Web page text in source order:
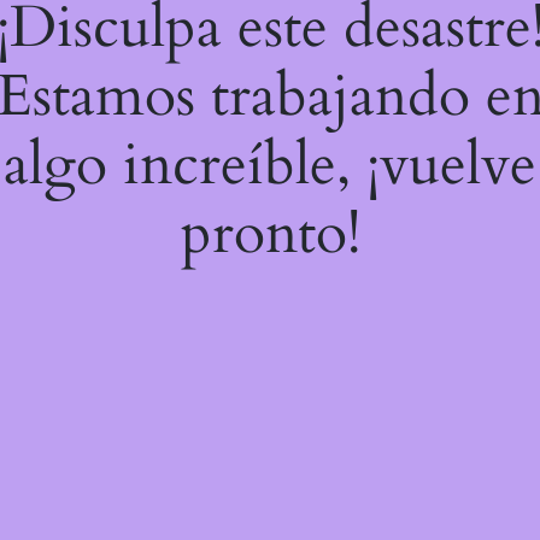
este
trabajando
algo increíble, ¡vuelve
pronto!